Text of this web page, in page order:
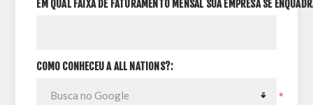
EM QUAL FAIXA DE FATURAMENTO MENSAL SUA EMPRESA SE
COMO CONHECEU A ALL NATIONS?:
*